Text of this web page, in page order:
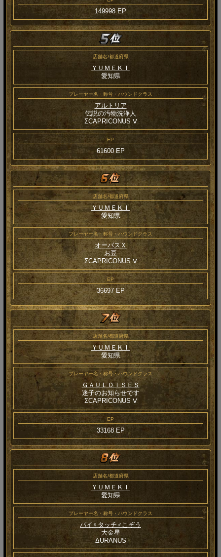
149998 EP
店舗名/都道府県
ＹＵＭＥＫＩ
愛知県
プレーヤー名・称号・ハウンドクラス
アルトリア
伝説の汚物洗浄人
ΣCAPRICONUS Ⅴ
EP
61600 EP
店舗名/都道府県
ＹＵＭＥＫＩ
愛知県
プレーヤー名・称号・ハウンドクラス
オーパスＸ
お豆
ΣCAPRICONUS Ⅴ
EP
36697 EP
店舗名/都道府県
ＹＵＭＥＫＩ
愛知県
プレーヤー名・称号・ハウンドクラス
ＧＡＵＬＯＩＳＥＳ
迷子のお知らせです
ΣCAPRICONUS Ⅴ
EP
33168 EP
店舗名/都道府県
ＹＵＭＥＫＩ
愛知県
プレーヤー名・称号・ハウンドクラス
パイ♀タッチ♂こぞう
大金星
ΔURANUS